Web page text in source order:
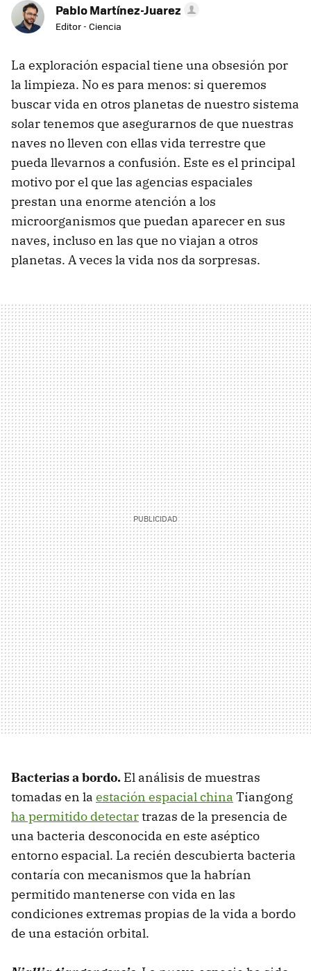
Pablo Martínez-Juarez
Editor - Ciencia
La exploración espacial tiene una obsesión por
la limpieza. No es para menos: si queremos
buscar vida en otros planetas de nuestro sistema
solar tenemos que asegurarnos de que nuestras
naves no lleven con ellas vida terrestre que
pueda llevarnos a confusión. Este es el principal
motivo por el que las agencias espaciales
prestan una enorme atención a los
microorganismos que puedan aparecer en sus
naves, incluso en las que no viajan a otros
planetas. A veces la vida nos da sorpresas.
Bacterias a bordo. El análisis de muestras
tomadas en la estación espacial china Tiangong
ha permitido detectartrazas de la presencia de
una bacteria desconocida en este aséptico
entorno espacial. La recién descubierta bacteria
contaría con mecanismos que la habrían
permitido mantenerse con vida en las
condiciones extremas propias de la vida a bordo
de una estación orbital.